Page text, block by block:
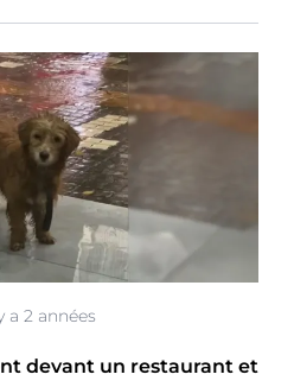
a 2 années
devant un restaurant et